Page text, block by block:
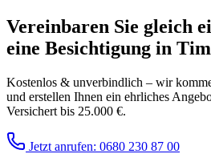
Vereinbaren Sie gleich
eine Besichtigung in
Kostenlos & unverbindlich – wir
und erstellen Ihnen ein ehrliches
Versichert bis 25.000 €.
Jetzt anrufen: 0680 230 87 00